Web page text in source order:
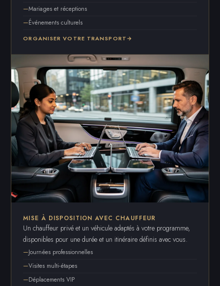
Mariages et réceptions
Événements culturels
ORGANISER VOTRE TRANSPORT
MISE À DISPOSITION AVEC CHAUFFEUR
Un chauffeur privé et un véhicule adaptés à votre programme,
disponibles pour une durée et un itinéraire définis avec vous.
Journées professionnelles
Visites multi-étapes
Déplacements VIP